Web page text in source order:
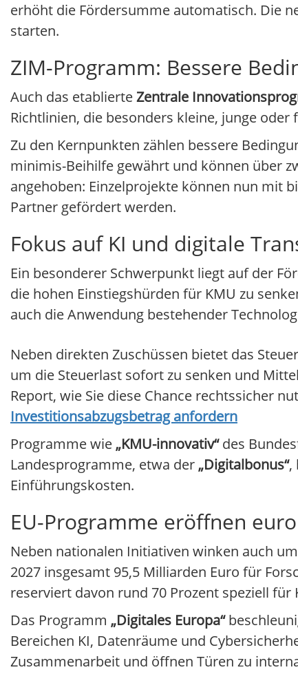
erhöht die Fördersumme automatisch. Die
starten.
ZIM-Programm: Bessere
Auch das etablierteZentrale
Richtlinien, die besonders kleine, junge
Zu den Kernpunkten zählen bessere
minimis-Beihilfe gewährt und können über
angehoben: Einzelprojekte können nun mit
Partner gefördert werden.
Fokus auf KI und digitale
Ein besonderer Schwerpunkt liegt auf der
die hohen Einstiegshürden für KMU zu
auch die Anwendung bestehender
Neben direkten Zuschüssen bietet das
um die Steuerlast sofort zu senken und
Report, wie Sie diese Chance rechtssicher
Investitionsabzugsbetrag anfordern
Programme wie„KMU-innovativ“des
Landesprogramme, etwa der„Digitalbonus“,
Einführungskosten.
EU-Programme eröffnen
Neben nationalen Initiativen winken auch
2027 insgesamt 95,5 Milliarden Euro für
reserviert davon rund 70 Prozent speziell für
Das Programm „Digitales Europa“
Bereichen KI, Datenräume und
Zusammenarbeit und öffnen Türen zu